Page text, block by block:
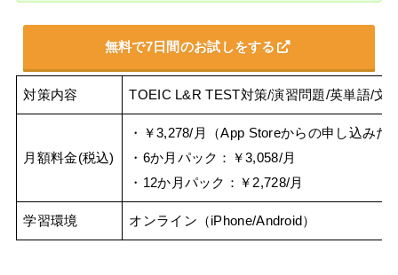
無料で7日間のお試しをする
対策内容 TOEIC L&R TEST対策/演習問題/英単語/文
月額料金(税込)
・￥3,278/月（App Storeからの申し込みだ
・6か月パック：￥3,058/月
・12か月パック：￥2,728/月
学習環境 オンライン（iPhone/Android）